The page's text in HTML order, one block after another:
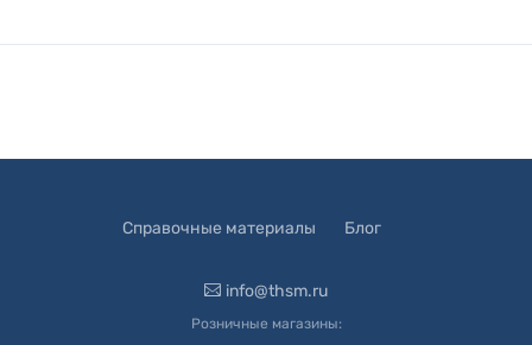
Справочные материалы Блог
info@thsm.ru
Розничные магазины: